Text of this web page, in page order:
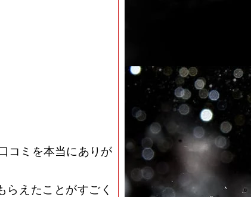
コミを本当にありが
えたことがすごく